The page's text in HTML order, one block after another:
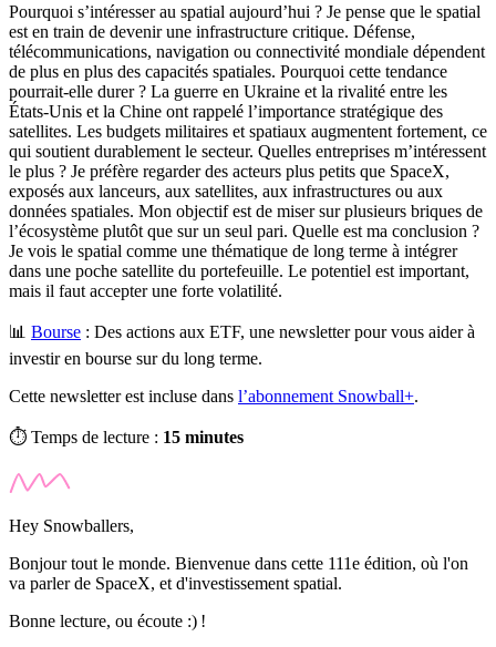
Pourquoi s’intéresser au spatial aujourd’hui ? Je pense que le spatial
est en train de devenir une infrastructure critique. Défense,
télécommunications, navigation ou connectivité mondiale dépendent
de plus en plus des capacités spatiales. Pourquoi cette tendance
pourrait-elle durer ? La guerre en Ukraine et la rivalité entre les
États-Unis et la Chine ont rappelé l’importance stratégique des
satellites. Les budgets militaires et spatiaux augmentent fortement, ce
qui soutient durablement le secteur. Quelles entreprises m’intéressent
le plus ? Je préfère regarder des acteurs plus petits que SpaceX,
exposés aux lanceurs, aux satellites, aux infrastructures ou aux
données spatiales. Mon objectif est de miser sur plusieurs briques de
l’écosystème plutôt que sur un seul pari. Quelle est ma conclusion ?
Je vois le spatial comme une thématique de long terme à intégrer
dans une poche satellite du portefeuille. Le potentiel est important,
mais il faut accepter une forte volatilité.
📊 Bourse : Des actions aux ETF, une newsletter pour vous aider à
investir en bourse sur du long terme.
Cette newsletter est incluse dans l’abonnement Snowball+.
⏱️ Temps de lecture : 15 minutes
Hey Snowballers,
Bonjour tout le monde. Bienvenue dans cette 111e édition, où l'on
va parler de SpaceX, et d'investissement spatial.
Bonne lecture, ou écoute :) !